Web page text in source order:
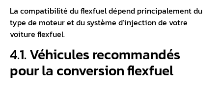
La compatibilité du flexfuel dépend principalement du
type de moteur et du système d’injection de votre
voiture flexfuel.
4.1. Véhicules recommandés
pour la conversion flexfuel